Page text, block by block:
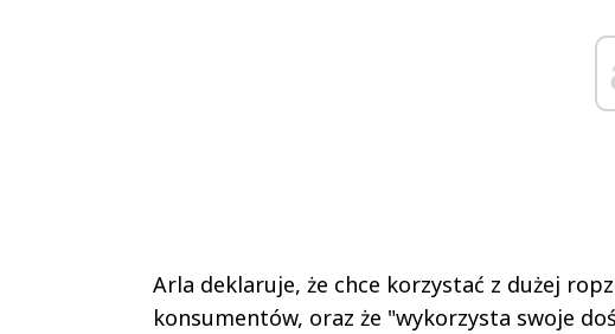
Arla deklaruje, że chce korzystać z dużej
konsumentów, oraz że "wykorzysta swoje